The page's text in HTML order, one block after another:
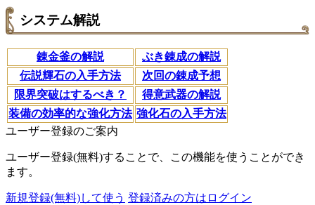
システム解説
錬金釜の解説
ぶき錬成の解説
伝説輝石の入手方法
次回の錬成予想
限界突破はするべき？
得意武器の解説
装備の効率的な強化方法 強化石の入手方法
ユーザー登録のご案内
ユーザー登録(無料)することで、この機能を使うことができ
ます。
新規登録(無料)して使う 登録済みの方はログイン